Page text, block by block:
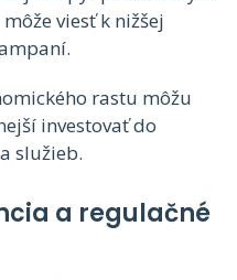
viesť k nižšej
rastu môžu
investovať do
služieb.
a regulačné